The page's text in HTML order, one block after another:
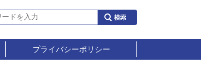
プライバシーポリシー